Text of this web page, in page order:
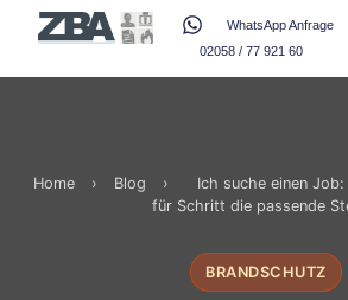
WhatsApp Anfrage
02058 / 77 921 60
Home › Blog ›
Ich suche einen
für Schritt die passende
BRANDSCHUTZ